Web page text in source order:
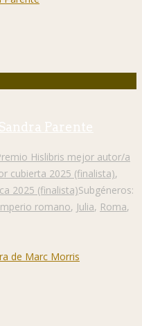
Parente
Hislibris mejor autor/a
cubierta 2025 (finalista),
2025 (finalista)Subgéneros:
romano, Julia, Roma,